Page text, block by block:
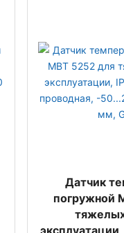
Датчик
погружной